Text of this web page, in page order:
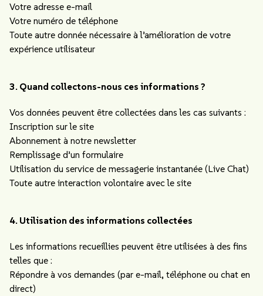
Votre adresse e-mail
Votre numéro de téléphone
Toute autre donnée nécessaire à l’amélioration de votre
expérience utilisateur
3. Quand collectons-nous ces informations ?
Vos données peuvent être collectées dans les cas suivants :
Inscription sur le site
Abonnement à notre newsletter
Remplissage d’un formulaire
Utilisation du service de messagerie instantanée (Live Chat)
Toute autre interaction volontaire avec le site
4. Utilisation des informations collectées
Les informations recueillies peuvent être utilisées à des fins
telles que :
Répondre à vos demandes (par e-mail, téléphone ou chat en
direct)